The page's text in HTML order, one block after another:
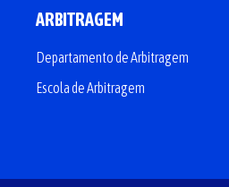
ARBITRAGEM
Departamento de Arbitragem
Escola de Arbitragem